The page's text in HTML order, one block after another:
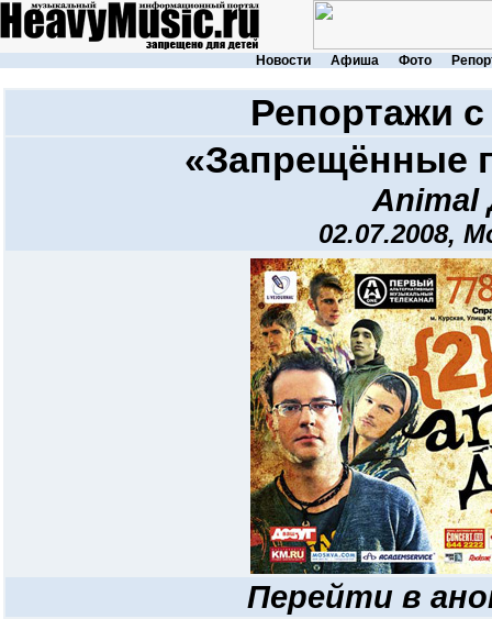
Новости Афиша Фото
Репортажи
«Запрещённые
Animal
02.07.2008,
Перейти в